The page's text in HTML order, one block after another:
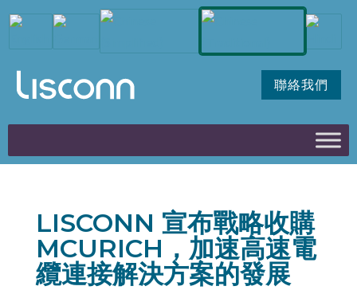
聯絡我們
LISCONN 宣布戰略收購
MCURICH，加速高速電
纜連接解決方案的發展